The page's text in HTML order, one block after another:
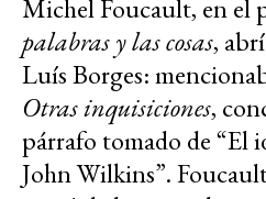
Michel Foucault, en el
palabras y las cosas,
Luís Borges:
Otras inquisiciones,
párrafo tomado de “El
John Wilkins”.